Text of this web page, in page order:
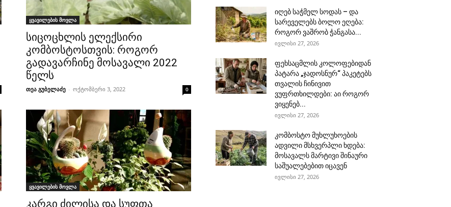
ყვავილების მოვლა
სიცოცხლის ელექსირი
კომბოსტოსთვის: როგორ
გადავარჩინე მოსავალი 2022
წელს
თეა გუბელაძე - ოქტომბერი 3, 2022 0
ყვავილების მოვლა
კარგი ძილისა და სუფთა
იღებ საჭმელ სოდას – და
სარეველებს ბოლო ეღება:
როგორ ვაშრობ ჭანგასა...
ივლისი 27, 2026
ფეხსაცმლის კოლოფებიდან
პატარა „ჯადოსნურ“ პაკეტებს
თვალის ჩინივით
ვუფრთხილდები: აი როგორ
ვიყენებ...
ივლისი 27, 2026
კომბოსტო მუხლუხოების
ადვილი მსხვერპლი ხდება:
მოსავალს მარტივი შინაური
საშუალებებით იცავენ
ივლისი 27, 2026